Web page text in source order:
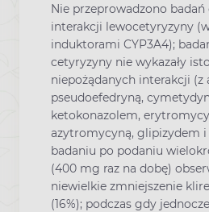
Nie przeprowadzono
interakcji lewocetyryzyny
induktorami CYP3A4);
cetyryzyny nie wykazały
niepożądanych interakcji (z
pseudoefedryną,
ketokonazolem,
azytromycyną, glipizydem i
badaniu po podaniu
(400 mg raz na dobę)
niewielkie zmniejszenie
(16%); podczas gdy